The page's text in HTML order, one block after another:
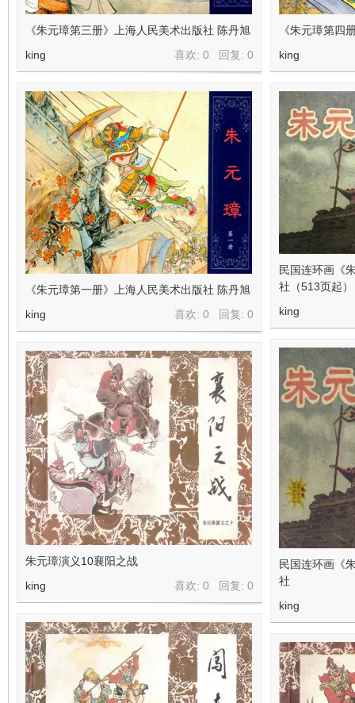
《朱元璋第三册》上海人民美术出版社 陈丹旭
喜欢: 0 回复: 0
king
《朱元璋第四
king
《朱元璋第一册》上海人民美术出版社 陈丹旭
喜欢: 0 回复: 0
king
民国连环画《
社（513页起）
king
民国连环画《
社
king
朱元璋演义10襄阳之战
喜欢: 0 回复: 0
king